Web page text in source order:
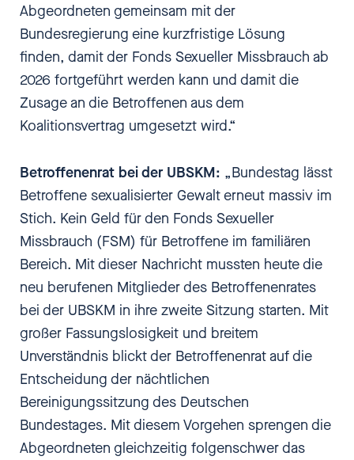
Abgeordneten gemeinsam mit der
Bundesregierung eine kurzfristige Lösung
finden, damit der Fonds Sexueller Missbrauch ab
2026 fortgeführt werden kann und damit die
Zusage an die Betroffenen aus dem
Koalitionsvertrag umgesetzt wird.“
Betroffenenrat bei der UBSKM: „Bundestag lässt
Betroffene sexualisierter Gewalt erneut massiv im
Stich. Kein Geld für den Fonds Sexueller
Missbrauch (FSM) für Betroffene im familiären
Bereich. Mit dieser Nachricht mussten heute die
neu berufenen Mitglieder des Betroffenenrates
bei der UBSKM in ihre zweite Sitzung starten. Mit
großer Fassungslosigkeit und breitem
Unverständnis blickt der Betroffenenrat auf die
Entscheidung der nächtlichen
Bereinigungssitzung des Deutschen
Bundestages. Mit diesem Vorgehen sprengen die
Abgeordneten gleichzeitig folgenschwer das